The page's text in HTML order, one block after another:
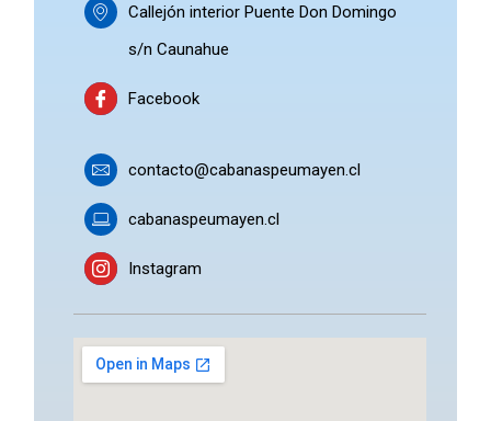
Callejón interior Puente Don Domingo
s/n Caunahue
Facebook
contacto@cabanaspeumayen.cl
cabanaspeumayen.cl
Instagram